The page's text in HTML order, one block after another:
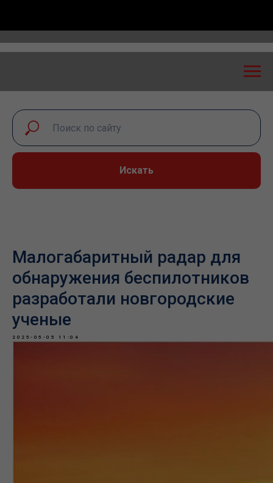
Искать
Малогабаритный радар для
обнаружения беспилотников
разработали новгородские
ученые
2025-05-05 11:04